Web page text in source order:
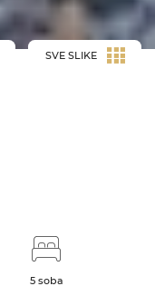
SVE SLIKE
5 soba